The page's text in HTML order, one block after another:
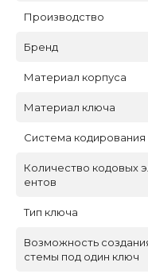
Производство
Бренд
Материал корпуса
Материал ключа
Система кодирования
Количество кодовых
ентов
Тип ключа
Возможность
стемы под один ключ